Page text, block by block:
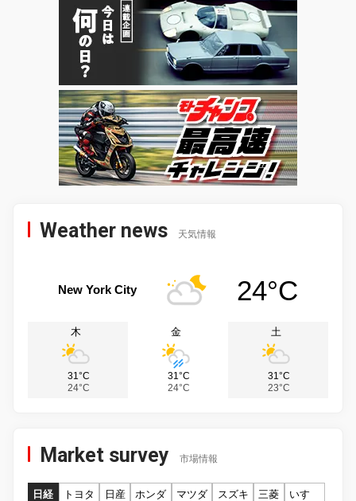
Weather news 天気情報
New York City 24°C
木
31°C
24°C
金
31°C
24°C
土
31°C
23°C
Market survey 市場情報
日経 トヨタ 日産 ホンダ マツダ スズキ 三菱
いすゞ